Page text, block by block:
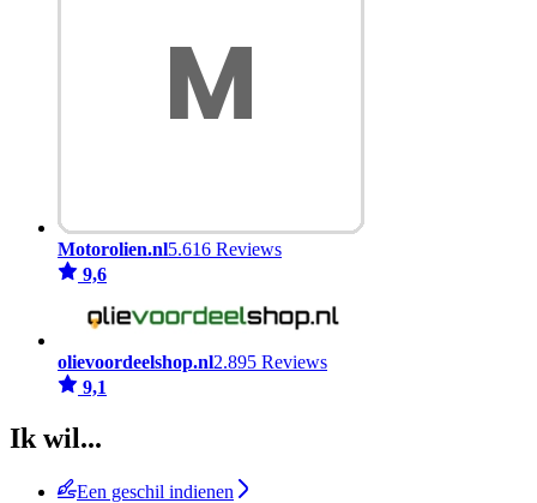
Motorolien.nl5.616 Reviews
9,6
olievoordeelshop.nl2.895 Reviews
9,1
Ik wil...
Een geschil indienen